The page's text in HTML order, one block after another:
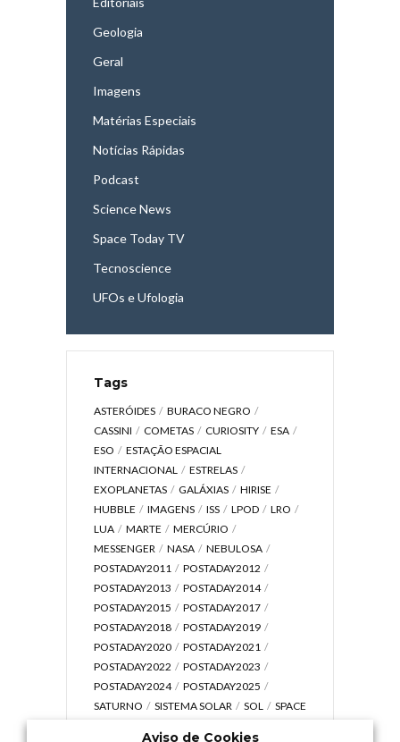
Geologia
Geral
Imagens
Matérias Especiais
Notícias Rápidas
Podcast
Science News
Space Today TV
Tecnoscience
UFOs e Ufologia
Tags
ASTERÓIDES
BURACO NEGRO
CASSINI
COMETAS CURIOSITY
ESA
ESO
ESTAÇÃO ESPACIAL
INTERNACIONAL
ESTRELAS
EXOPLANETAS
GALÁXIAS
HIRISE
HUBBLE
IMAGENS ISS LPOD
LRO
LUA
MARTE
MERCÚRIO
MESSENGER
NASA
NEBULOSA
POSTADAY2011
POSTADAY2012
POSTADAY2013
POSTADAY2014
POSTADAY2015
POSTADAY2017
POSTADAY2018
POSTADAY2019
POSTADAY2020
POSTADAY2021
POSTADAY2022
POSTADAY2023
POSTADAY2024
POSTADAY2025
SATURNO
SISTEMA SOLAR SOL
SPACE
Aviso de Cookies